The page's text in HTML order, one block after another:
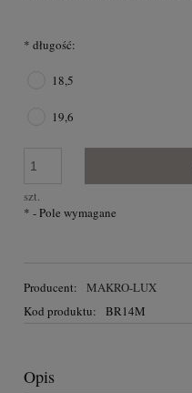
* długość:
18,5
19,6
szt.
* - Pole wymagane
Producent:
MAKRO-LUX
Kod produktu:
BR14M
Opis